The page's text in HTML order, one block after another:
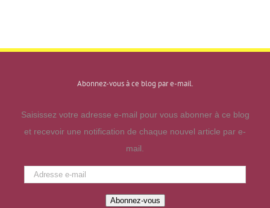
Abonnez-vous à ce blog par e-mail.
Saisissez votre adresse e-mail pour vous abonner à ce blog
et recevoir une notification de chaque nouvel article par e-
mail.
Adresse
Abonnez-vous